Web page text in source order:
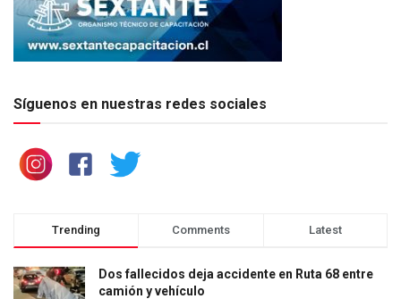
Síguenos en nuestras redes sociales
Trending Comments Latest
Dos fallecidos deja accidente en Ruta 68 entre
camión y vehículo